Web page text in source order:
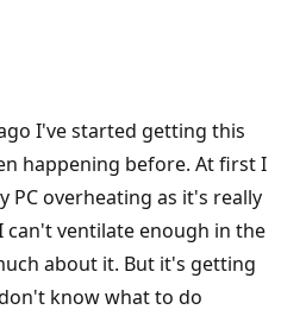
I've started getting this
happening before. At first I
overheating as it's really
can't ventilate enough in the
about it. But it's getting
know what to do